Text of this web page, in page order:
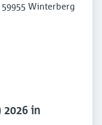
Winterberg
in